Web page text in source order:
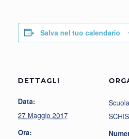
Salva nel tuo calendario
DETTAGLI
Data:
27 Maggio 2017
Ora: